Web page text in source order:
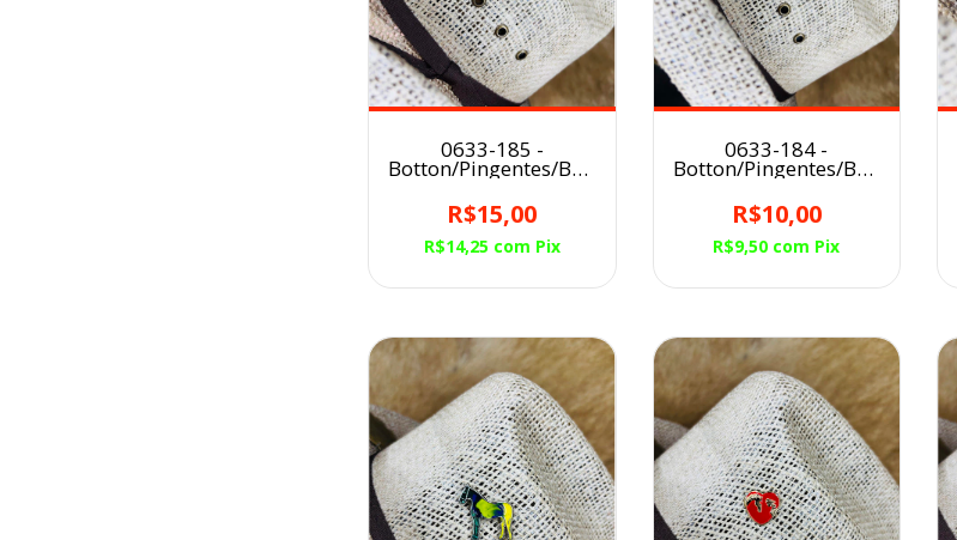
0633-185 -
Botton/Pingentes/Broche
para Chapéu
MONSTER VERDE
R$15,00
R$14,25 com Pix
0633-184 -
Botton/Pingentes/Broche
para Chapéu LONG
HOORNS TEXAS
R$10,00
R$9,50 com Pix